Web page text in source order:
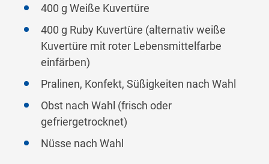
400 g Weiße Kuvertüre
400 g Ruby Kuvertüre (alternativ weiße
Kuvertüre mit roter Lebensmittelfarbe
einfärben)
Pralinen, Konfekt, Süßigkeiten nach Wahl
Obst nach Wahl (frisch oder
gefriergetrocknet)
Nüsse nach Wahl